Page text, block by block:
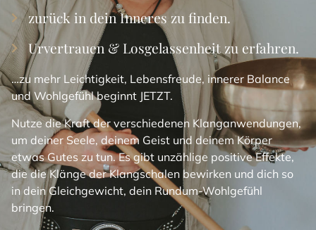
zurück in dein Inneres zu finden.
Urvertrauen & Losgelassenheit zu erfahren.
…zu mehr Leichtigkeit, Lebensfreude, innerer Balance
und Wohlgefühl beginnt JETZT.
Nutze die Kraft der verschiedenen Klanganwendungen,
um deiner Seele, deinem Geist und deinem Körper
etwas Gutes zu tun. Es gibt unzählige positive Effekte,
die die Klänge der Klangschalen bewirken und dich so
in dein Gleichgewicht, dein Rundum-Wohlgefühl
bringen.